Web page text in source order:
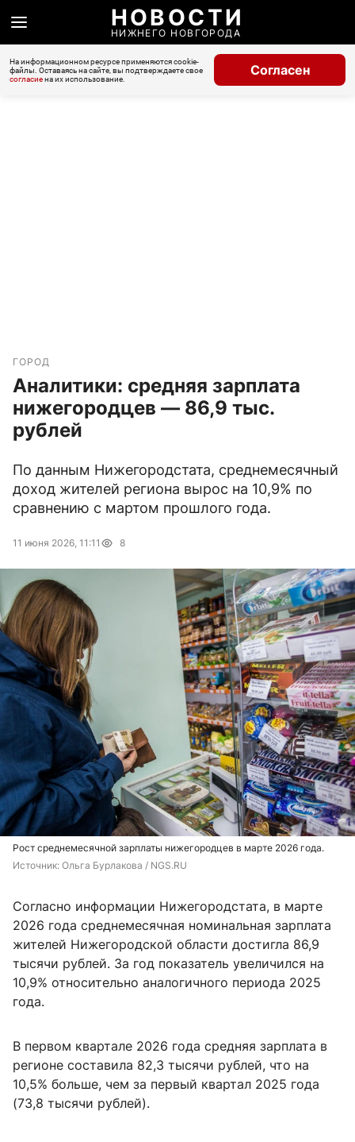
НОВОСТИ
НИЖНЕГО НОВГОРОДА
На информационном ресурсе применяются cookie-
файлы. Оставаясь на сайте, вы подтверждаете свое
согласиена их использование.
Согласен
ГОРОД
Аналитики: средняя зарплата
нижегородцев — 86,9 тыс.
рублей
По данным Нижегородстата, среднемесячный
доход жителей региона вырос на 10,9% по
сравнению с мартом прошлого года.
11 июня 2026, 11:11 8
Рост среднемесячной зарплаты нижегородцев в марте 2026 года.
Источник: Ольга Бурлакова / NGS.RU
Согласно информации Нижегородстата, в марте
2026 года среднемесячная номинальная зарплата
жителей Нижегородской области достигла 86,9
тысячи рублей. За год показатель увеличился на
10,9% относительно аналогичного периода 2025
года.
В первом квартале 2026 года средняя зарплата в
регионе составила 82,3 тысячи рублей, что на
10,5% больше, чем за первый квартал 2025 года
(73,8 тысячи рублей).